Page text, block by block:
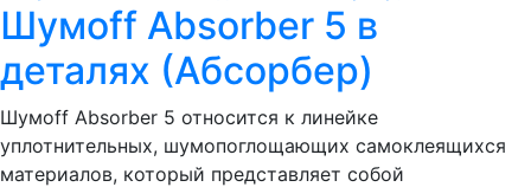
Шумoff Absorber 5 в
деталях (Абсорбер)
Шумоff Absorber 5 относится к линейке
уплотнительных, шумопоглощающих самоклеящихся
материалов, который представляет собой